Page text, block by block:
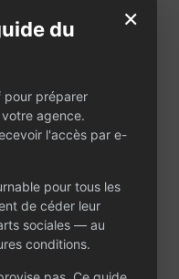
×
du
pour préparer
agence.
l'accès par e-
pour tous les
de céder leur
sociales — au
conditions.